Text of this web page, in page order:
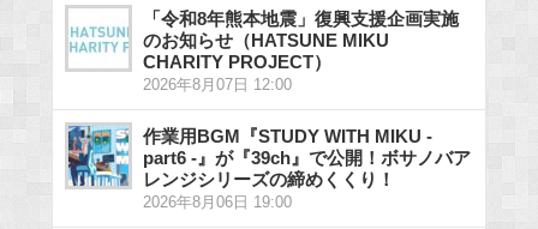
「令和8年熊本地震」復興支援企画実施
のお知らせ（HATSUNE MIKU
CHARITY PROJECT）
2026年8月07日 12:00
作業用BGM『STUDY WITH MIKU -
part6 -』が『39ch』で公開！ボサノバア
レンジシリーズの締めくくり！
2026年8月06日 19:00